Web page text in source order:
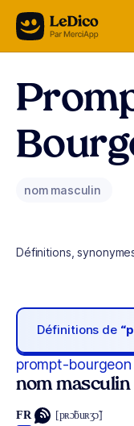
Aller au contenu
nom masculin
Définitions,
Définitions de
prompt-bourgeon
nom masculin
FR [pʀɔ̃buʀʒɔ̃]